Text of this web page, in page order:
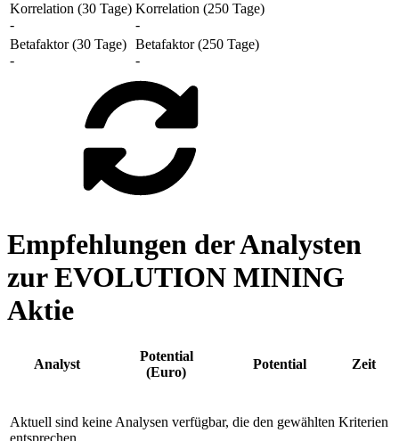
Korrelation (30 Tage)
-
Korrelation (250 Tage)
-
Betafaktor (30 Tage)
-
Betafaktor (250 Tage)
-
Empfehlungen der Analysten
zur EVOLUTION MINING
Aktie
Analyst
Potential
(Euro)
Potential Zeit
Aktuell sind keine Analysen verfügbar, die den gewählten Kriterien